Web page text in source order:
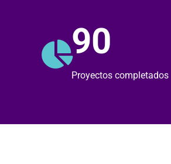
90
Proyectos completados